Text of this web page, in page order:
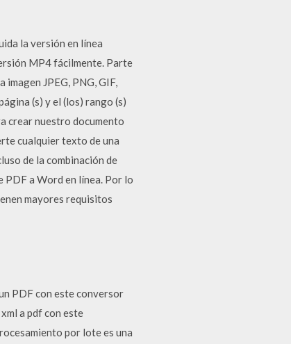
la versión en línea
MP4 fácilmente. Parte
JPEG, PNG, GIF,
(s) y el (los) rango (s)
crear nuestro documento
cualquier texto de una
de la combinación de
a Word en línea. Por lo
mayores requisitos
PDF con este conversor
a pdf con este
por lote es una